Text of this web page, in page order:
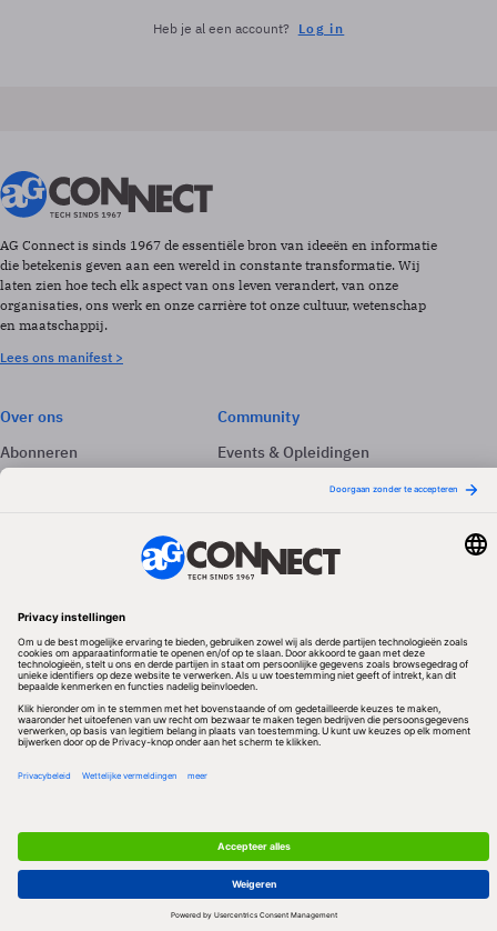
Heb je al een account? Log in
AG Connect is sinds 1967 de essentiële bron van ideeën en informatie
die betekenis geven aan een wereld in constante transformatie. Wij
laten zien hoe tech elk aspect van ons leven verandert, van onze
organisaties, ons werk en onze carrière tot onze cultuur, wetenschap
en maatschappij.
Lees ons manifest >
Over ons
Abonneren
Adverteren
Community
Events & Opleidingen
Volg ons
Redactionele partner
Algemene Voorwaarden & Copyrights